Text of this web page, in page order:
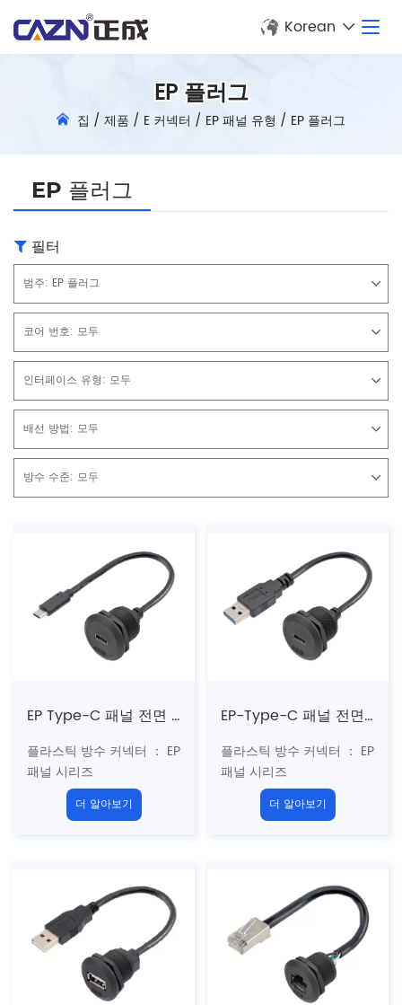
Korean
EP 플러그
집 / 제품 / E 커넥터 / EP 패널 유형 / EP 플러그
EP 플러그
필터
범주: EP 플러그
코어 번호: 모두
인터페이스 유형: 모두
배선 방법: 모두
방수 수준: 모두
EP Type-C 패널 전면 설치 여성 소켓/남성 스트레이트 플러그 (스레드)
플라스틱 방수 커넥터 ： EP
패널 시리즈
구조 유형 :패널 유형 보드
앞에 설치된 암 소켓
Type-C 3.1
차폐 : 사용자 정의
인증 : CE 、 rohs
더 알아보기
EP-Type-C 패널 전면 설치 여성 소켓/USB 남성 플러그 (스레드)
플라스틱 방수 커넥터 ： EP
패널 시리즈
구조 유형 : 패널 유형 보드
앞에 설치된 암 소켓
차폐 : 사용자 정의
인증 : CE 、 rohs
더 알아보기